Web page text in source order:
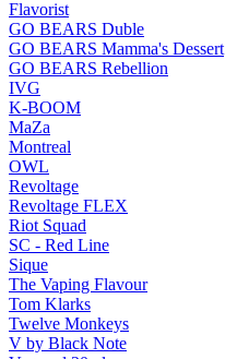
Flavorist
GO BEARS Duble
GO BEARS Mamma's Dessert
GO BEARS Rebellion
IVG
K-BOOM
MaZa
Montreal
OWL
Revoltage
Revoltage FLEX
Riot Squad
SC - Red Line
Sique
The Vaping Flavour
Tom Klarks
Twelve Monkeys
V by Black Note